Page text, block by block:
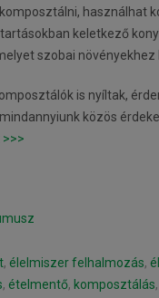
használhat
keletkező
szobai
is nyíltak,
közös érdeke.
, élelmiszer felhalmozás,
, ételmentő, komposztálás,